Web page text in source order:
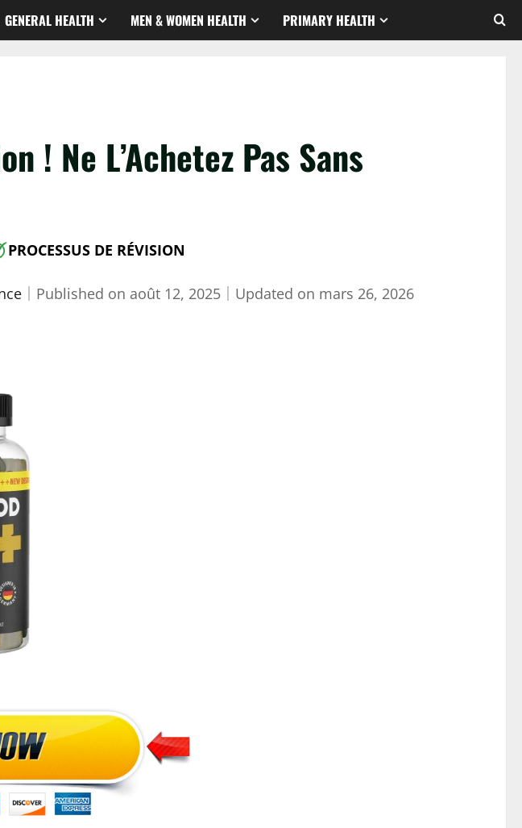
GENERAL HEALTH MEN & WOMEN HEALTH PRIMARY HEALTH
! Ne L’Achetez Pas Sans
PROCESSUS DE RÉVISION
｜ Published on août 12, 2025｜ Updated on mars 26, 2026